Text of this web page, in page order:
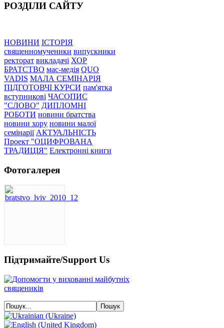
РОЗДІЛИ САЙТУ
НОВИНИ ІСТОРІЯ
священномученики випускники
ректорат викладачі ХОР
БРАТСТВО мас-медія QUO
VADIS МАЛА СЕМІНАРІЯ
ПІДГОТОВЧІ КУРСИ пам'ятка
вступникові ЧАСОПИС
"СЛОВО" ДИПЛОМНІ
РОБОТИ новини братства
новини хору новини малої
семінарії АКТУАЛЬНІСТЬ
Проект "ОЦИФРОВАНА
ТРАДИЦІЯ" Електронні книги
Фотогалерея
Підтримайте/Support Us